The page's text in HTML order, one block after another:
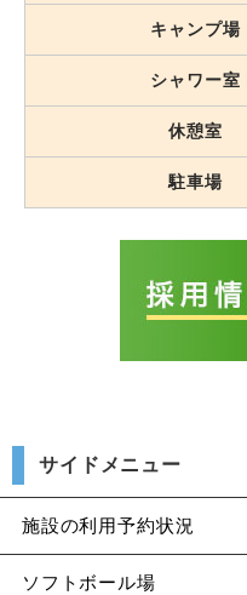
キャンプ場
シャワー室
休憩室
駐車場
サイドメニュー
施設の利用予約状況
ソフトボール場